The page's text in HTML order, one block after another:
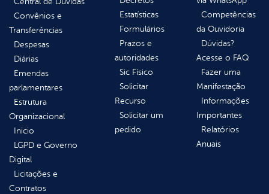
Convênios e
Transferências
Despesas
Diárias
Emendas
parlamentares
Estrutura
Organizacional
Inicio
LGPD e Governo
Digital
Licitações e
Contratos
Estatísticas
Formulários
Prazos e
autoridades
Sic Físico
Solicitar
Recurso
Solicitar um
pedido
Competências
da Ouvidoria
Dúvidas?
Acesse o FAQ
Fazer uma
Manifestação
Informações
Importantes
Relatórios
Anuais